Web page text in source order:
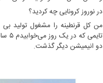
در نوروز کرونایی چه کردید؟
من کل قرنطینه را مشغول تولید
دو انیمیشن دیگر گذشت.